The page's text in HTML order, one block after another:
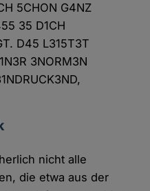
5CHON G4NZ
35 D1CH
D45 L315T3T
3NORM3N
nicht alle
die etwa aus der